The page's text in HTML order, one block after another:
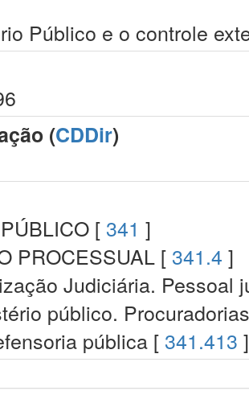
Público e o controle
(CDDir)
[ 341 ]
PROCESSUAL [ 341.4 ]
Judiciária. Pessoal
público.
pública [ 341.413 ]